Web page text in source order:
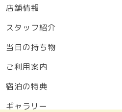
店舗情報
スタッフ紹介
当日の持ち物
ご利用案内
宿泊の特典
ギャラリー